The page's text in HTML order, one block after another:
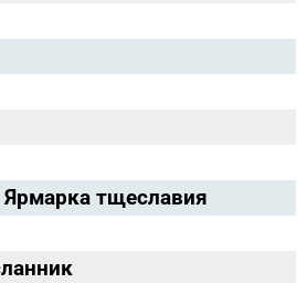
Ярмарка тщеславия